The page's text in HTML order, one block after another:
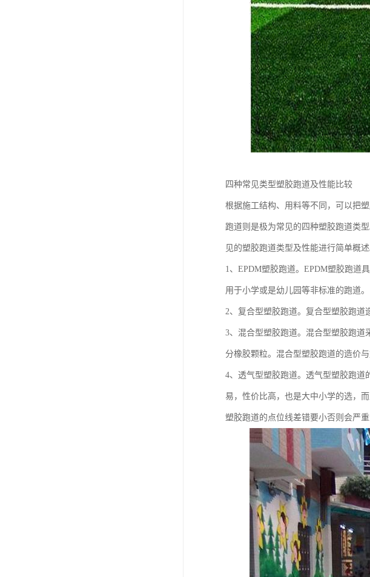
四种常见类型塑胶跑道及性能比较
根据施工结构、用料等不同，可以把
跑道则是极为常见的四种塑胶跑道类
见的塑胶跑道类型及性能进行简单概述
1、EPDM塑胶跑道。EPDM塑胶跑道
用于小学或是幼儿园等非标准的跑道。
2、复合型塑胶跑道。复合型塑胶跑道
3、混合型塑胶跑道。混合型塑胶跑道
分橡胶颗粒。混合型塑胶跑道的造价
4、透气型塑胶跑道。透气型塑胶跑道
易，性价比高，也是大中小学的选，
塑胶跑道的点位线差错要小否则会严